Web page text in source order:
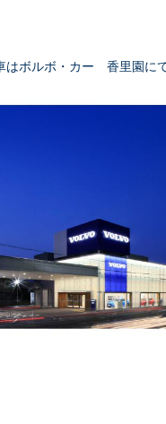
はボルボ・カー 香里園に